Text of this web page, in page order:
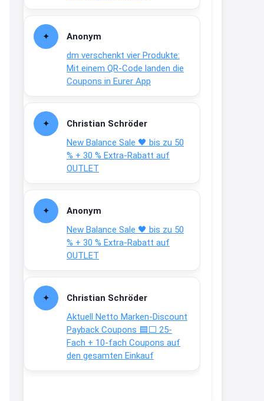
Anonym
dm verschenkt vier Produkte:
Mit einem QR-Code landen die
Coupons in Eurer App
Christian Schröder
New Balance Sale 🖤 bis zu 50
% + 30 % Extra-Rabatt auf
OUTLET
Anonym
New Balance Sale 🖤 bis zu 50
% + 30 % Extra-Rabatt auf
OUTLET
Christian Schröder
Aktuell Netto Marken-Discount
Payback Coupons 🟦⬜ 25-
Fach + 10-fach Coupons auf
den gesamten Einkauf
Joachim
www.linda.de/vorteile/coupons/...
2:21
↩
Gratis Hitzewarn-Aufkleber /
verfärbt sich ab 28 Grad /siehe
Text weiter unten
shop.bioeg.de/aufkleber-
achtun...
↩
Joachim
Gratis personalisierte 7-Tage
Ration Micronährstoffe/ Vitamine
↩
Joachim